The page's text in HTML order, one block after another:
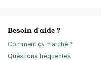
Besoin d'aide ?
Comment ça marche ?
Questions fréquentes